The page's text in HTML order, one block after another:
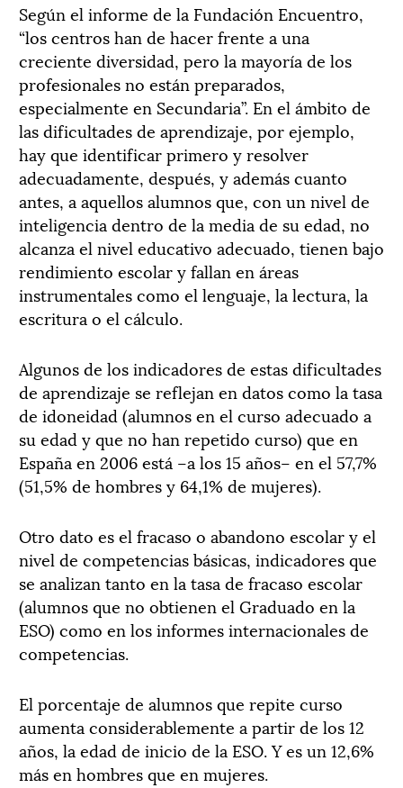
Según el informe de la Fundación Encuentro,
“los centros han de hacer frente a una
creciente diversidad, pero la mayoría de los
profesionales no están preparados,
especialmente en Secundaria”. En el ámbito de
las dificultades de aprendizaje, por ejemplo,
hay que identificar primero y resolver
adecuadamente, después, y además cuanto
antes, a aquellos alumnos que, con un nivel de
inteligencia dentro de la media de su edad, no
alcanza el nivel educativo adecuado, tienen bajo
rendimiento escolar y fallan en áreas
instrumentales como el lenguaje, la lectura, la
escritura o el cálculo.
Algunos de los indicadores de estas dificultades
de aprendizaje se reflejan en datos como la tasa
de idoneidad (alumnos en el curso adecuado a
su edad y que no han repetido curso) que en
España en 2006 está –a los 15 años– en el 57,7%
(51,5% de hombres y 64,1% de mujeres).
Otro dato es el fracaso o abandono escolar y el
nivel de competencias básicas, indicadores que
se analizan tanto en la tasa de fracaso escolar
(alumnos que no obtienen el Graduado en la
ESO) como en los informes internacionales de
competencias.
El porcentaje de alumnos que repite curso
aumenta considerablemente a partir de los 12
años, la edad de inicio de la ESO. Y es un 12,6%
más en hombres que en mujeres.